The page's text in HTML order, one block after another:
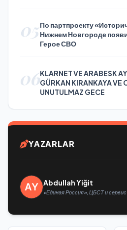
05По партпроекту
Нижнем Новгороде
Герое СВО
06KLARNET VE ARABESK
GÜRKAN KIRANKAYA VE
UNUTULMAZ GECE
YAZARLAR
Abdullah Yiğit
«Единая Россия», ЦБСТ и